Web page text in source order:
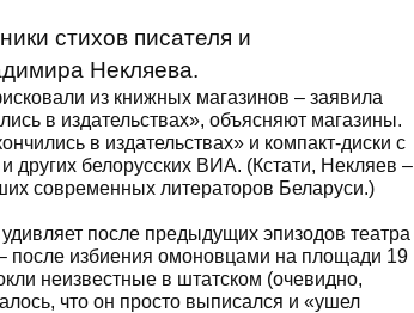
стихов писателя и
Некляева.
из книжных магазинов – заявила
в издательствах», объясняют магазины.
в издательствах» и компакт-диски с
других белорусских ВИА. (Кстати, Некляев –
современных литераторов Беларуси.)
после предыдущих эпизодов театра
избиения омоновцами на площади 19
неизвестные в штатском (очевидно,
что он просто выписался и «ушел